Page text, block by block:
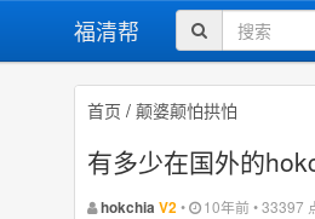
福清帮
首页 / 颠婆颠怕拱怕
有多少在国外的
hokchia V2 • 10年前 • 33397